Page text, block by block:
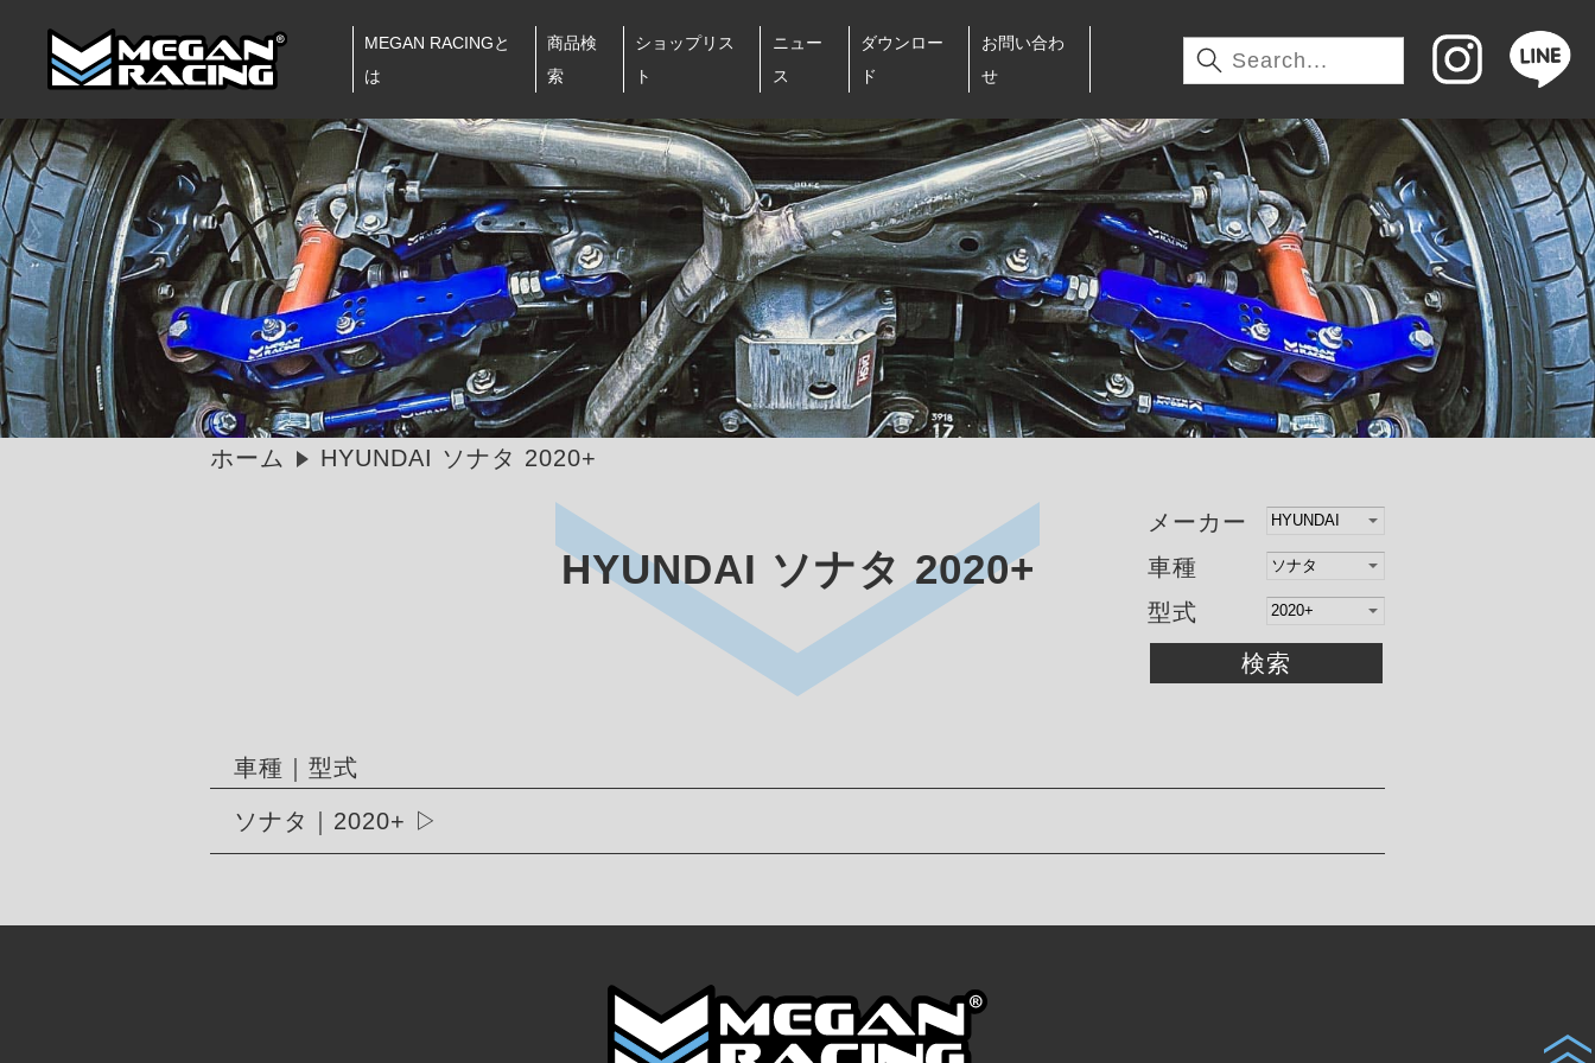
MEGAN RACINGと
は
商品検
索
ショップリス
ト
ニュー
ス
ダウンロー
ド
お問い合わ
せ
ホーム HYUNDAI ソナタ 2020+
HYUNDAI ソナタ 2020+
メーカー
車種
型式
検索
車種｜型式
ソナタ｜2020+